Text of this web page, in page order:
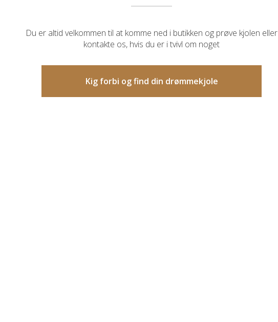
Du er altid velkommen til at komme ned i butikken og prøve kjolen eller
kontakte os, hvis du er i tvivl om noget
Kig forbi og find din drømmekjole